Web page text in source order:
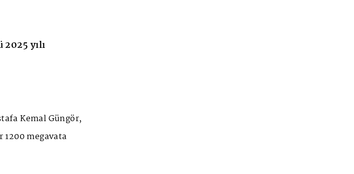
yılı
Kemal Güngör,
1200 megavata